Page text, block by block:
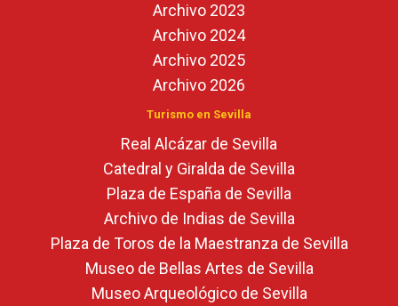
Archivo 2023
Archivo 2024
Archivo 2025
Archivo 2026
Turismo en Sevilla
Real Alcázar de Sevilla
Catedral y Giralda de Sevilla
Plaza de España de Sevilla
Archivo de Indias de Sevilla
Plaza de Toros de la Maestranza de Sevilla
Museo de Bellas Artes de Sevilla
Museo Arqueológico de Sevilla